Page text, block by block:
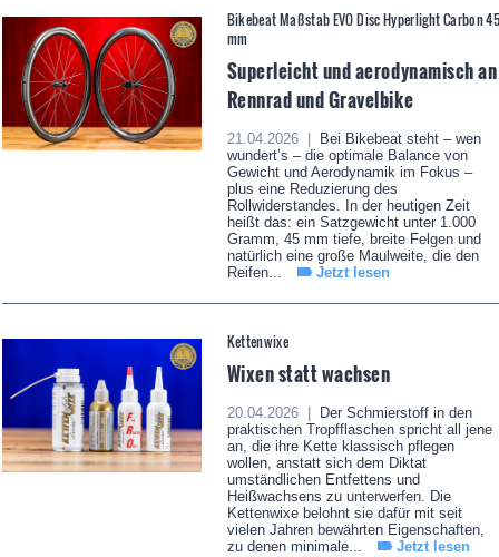
Bikebeat Maßstab EVO Disc Hyperlight Carbon
mm
Superleicht und aerodynamisch an
Rennrad und Gravelbike
21.04.2026 |
Bei Bikebeat steht – wen
wundert’s – die optimale Balance von
Gewicht und Aerodynamik im Fokus –
plus eine Reduzierung des
Rollwiderstandes. In der heutigen Zeit
heißt das: ein Satzgewicht unter 1.000
Gramm, 45 mm tiefe, breite Felgen und
natürlich eine große Maulweite, die den
Reifen...
Jetzt lesen
Kettenwixe
Wixen statt wachsen
20.04.2026 |
Der Schmierstoff in den
praktischen Tropfflaschen spricht all jene
an, die ihre Kette klassisch pflegen
wollen, anstatt sich dem Diktat
umständlichen Entfettens und
Heißwachsens zu unterwerfen. Die
Kettenwixe belohnt sie dafür mit seit
vielen Jahren bewährten Eigenschaften,
zu denen minimale...
Jetzt lesen